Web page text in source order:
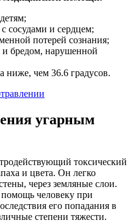
сосудами и сердцем;
потерей сознания;
бредом, нарушенной
ниже, чем 36.6 градусов.
угарным
токсический
и цвета. Он легко
через земляные слои.
человеку при
его попадания в
степени тяжести.